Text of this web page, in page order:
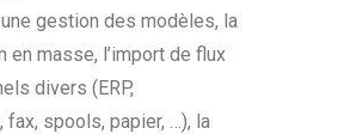
gestion des modèles, la
en masse, l’import de flux
divers (ERP,
fax, spools, papier, …), la